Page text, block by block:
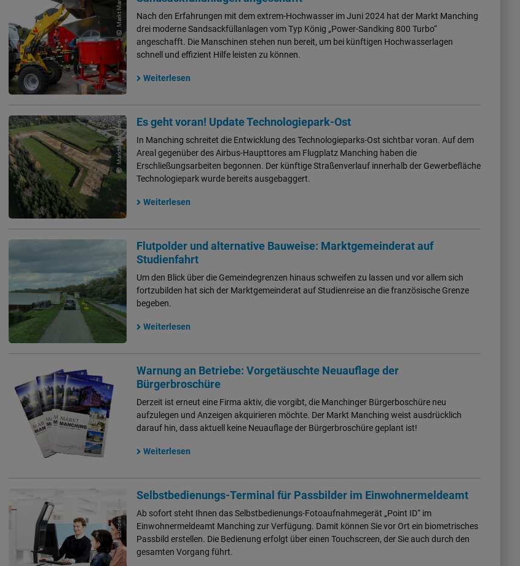
hi
)
Nach den Erfahrungen mit dem extrem-Hochwasser im Juni 2024 hat der Markt Manching
drei moderne Sandsackfüllanlagen vom Typ König „Power-Sandking 800 Turbo“
angeschafft. Die Manschinen stehen nun bereit, um bei künftigen Hochwasserlagen
schnell und effizient Hilfe leisten zu können.
Weiterlesen
Markt Manching Es geht voran! Update Technologiepark-Ost
In Manching schreitet die Entwicklung des Technologieparks-Ost sichtbar voran. Auf dem
Areal gegenüber des Airbus-Haupttores am Flugplatz Manching haben die
Erschließungsarbeiten begonnen. Der künftige Straßenverlauf innerhalb der Gewerbefläche
Technologiepark wurde bereits ausgebaggert.
Weiterlesen
Flutpolder und alternative Bauweise: Marktgemeinderat auf
Studienfahrt
Um den Blick über die Gemeindegrenzen hinaus schweifen zu lassen und vor allem sich
fortzubilden hat sich der Marktgemeinderat auf Studienreise an die französische Grenze
begeben.
Weiterlesen
Warnung an Betriebe: Vorgetäuschte Neuauflage der
Bürgerbroschüre
Derzeit ist erneut eine Firma aktiv, die vorgibt, die Manchinger Bürgerboschüre neu
aufzulegen und Anzeigen akquirieren möchte. Der Markt Manching weist ausdrücklich
darauf hin, dass aktuell keine Neuauflage der Bürgerbroschüre geplant ist!
Weiterlesen
B
u
n
d
e
s
d
r
u
c
k
e
r
ei
G
m
b
H
Selbstbedienungs-Terminal für Passbilder im Einwohnermeldeamt
Ab sofort steht Ihnen das Selbstbedienungs-Fotoaufnahmegerät „Point ID“ im
Einwohnermeldeamt Manching zur Verfügung. Damit können Sie vor Ort ein biometrisches
Passbild erstellen. Die Bedienung erfolgt über einen Touchscreen, der Sie auch durch den
gesamten Vorgang führt.